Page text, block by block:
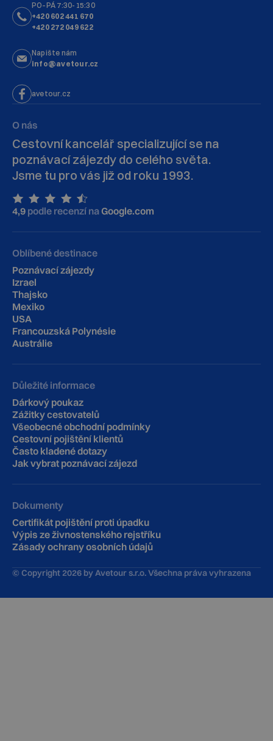
PO–PÁ 7:30-15:30
+420 602 441 670
+420 272 049 622
Napište nám
info@avetour.cz
avetour.cz
O nás
Cestovní kancelář specializující se na
poznávací zájezdy do celého světa.
Jsme tu pro vás již od roku 1993.
4,9 podle recenzí naGoogle.com
Oblíbené destinace
Poznávací zájezdy
Izrael
Thajsko
Mexiko
USA
Francouzská Polynésie
Austrálie
Důležité informace
Dárkový poukaz
Zážitky cestovatelů
Všeobecné obchodní podmínky
Cestovní pojištění klientů
‍Často kladené dotazy
Jak vybrat poznávací zájezd
Dokumenty
Certifikát pojištění proti úpadku
Výpis ze živnostenského rejstříku
Zásady ochrany osobních údajů
© Copyright2026 by Avetour s.r.o. Všechna práva vyhrazena